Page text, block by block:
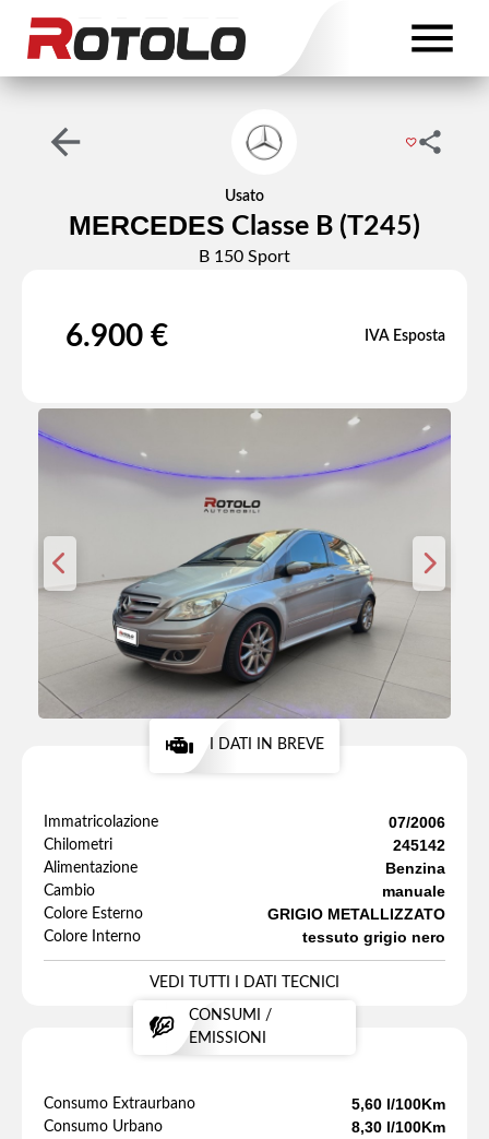
Usato
MERCEDES Classe B (T245)
B 150 Sport
6.900 € IVA Esposta
I DATI IN BREVE
Immatricolazione 07/2006
Chilometri 245142
Alimentazione Benzina
Cambio manuale
Colore Esterno GRIGIO METALLIZZATO
Colore Interno tessuto grigio nero
VEDI TUTTI I DATI TECNICI
CONSUMI /
EMISSIONI
Consumo Extraurbano 5,60 l/100Km
Consumo Urbano 8,30 l/100Km